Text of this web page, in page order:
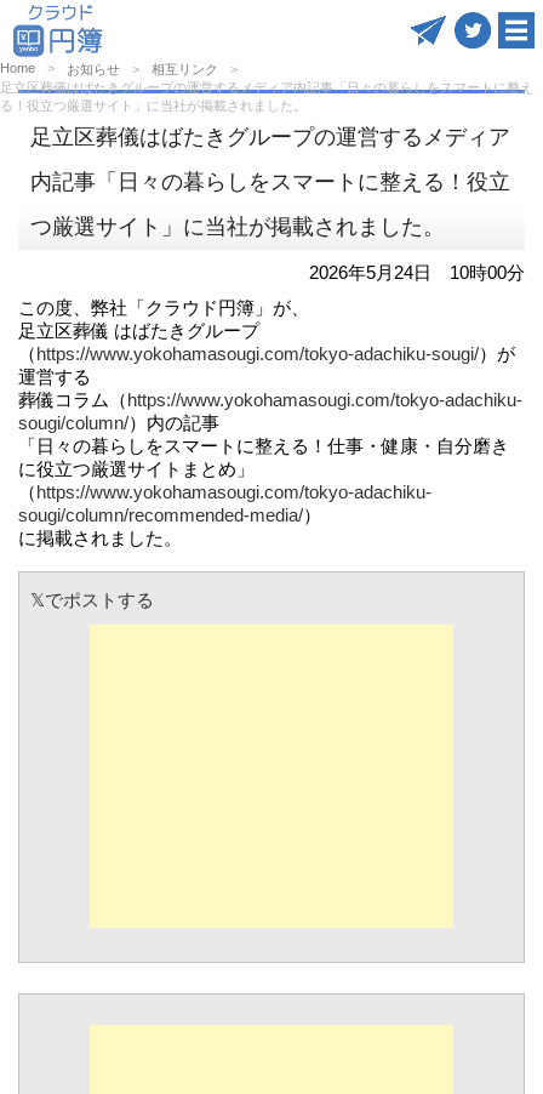
Home お知らせ
相互リンク
足立区葬儀はばたきグループの運営するメディア内記事「日々の暮らしをスマートに整え
る！役立つ厳選サイト」に当社が掲載されました。
足立区葬儀はばたきグループの運営するメディア
内記事「日々の暮らしをスマートに整える！役立
つ厳選サイト」に当社が掲載されました。
2026年5月24日 10時00分
この度、弊社「クラウド円簿」が、
足立区葬儀 はばたきグループ
（https://www.yokohamasougi.com/tokyo-adachiku-sougi/）が
運営する
葬儀コラム（https://www.yokohamasougi.com/tokyo-adachiku-
sougi/column/）内の記事
「日々の暮らしをスマートに整える！仕事・健康・自分磨き
に役立つ厳選サイトまとめ」
（https://www.yokohamasougi.com/tokyo-adachiku-
sougi/column/recommended-media/）
に掲載されました。
𝕏でポストする